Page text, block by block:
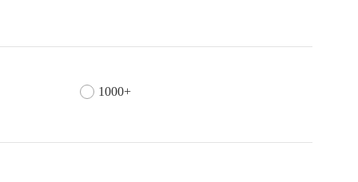
1000+